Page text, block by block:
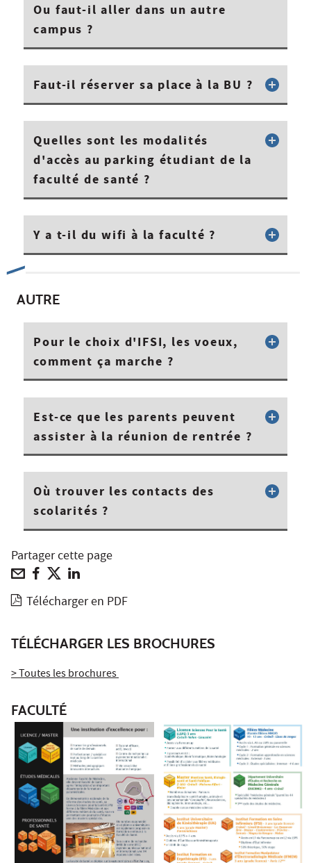
Ou faut-il aller dans un autre
campus ?
Faut-il réserver sa place à la BU ?
Quelles sont les modalités
d'accès au parking étudiant de la
faculté de santé ?
Y a t-il du wifi à la faculté ?
AUTRE
Pour le choix d'IFSI, les voeux,
comment ça marche ?
Est-ce que les parents peuvent
assister à la réunion de rentrée ?
Où trouver les contacts des
scolarités ?
Partager cette page
Télécharger en PDF
TÉLÉCHARGER LES BROCHURES
> Toutes les brochures
FACULTÉ